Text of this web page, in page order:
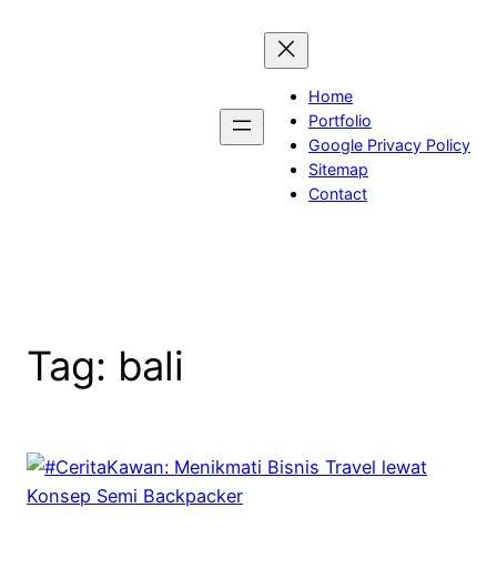
Home
Portfolio
Google Privacy Policy
Sitemap
Contact
Tag: bali